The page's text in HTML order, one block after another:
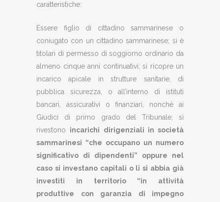
caratteristiche:
Essere figlio di cittadino sammarinese o
coniugato con un cittadino sammarinese; si è
titolari di permesso di soggiorno ordinario da
almeno cinque anni continuativi; si ricopre un
incarico apicale in strutture sanitarie, di
pubblica sicurezza, o all’interno di istituti
bancari, assicurativi o finanziari, nonché ai
Giudici di primo grado del Tribunale; si
rivestono incarichi dirigenziali in società
sammarinesi “che occupano un numero
significativo di dipendenti” oppure nel
caso si investano capitali o li si abbia già
investiti in territorio “in attività
produttive con garanzia di impegno